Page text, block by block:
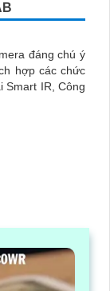
đáng chú ý
Smart IR, Công